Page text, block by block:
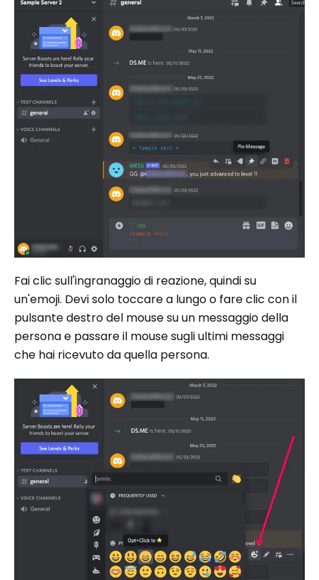
Fai clic sull'ingranaggio di reazione, quindi su
un'emoji. Devi solo toccare a lungo o fare clic con il
pulsante destro del mouse su un messaggio della
persona e passare il mouse sugli ultimi messaggi
che hai ricevuto da quella persona.